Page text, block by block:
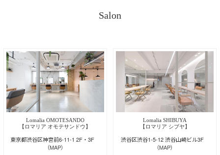
Salon
Lomalia OMOTESANDO
【ロマリア オモテサンドウ】
東京都渋谷区神宮前6-11-1 2F・3F
（MAP）
Lomalia SHIBUYA
【ロマリア シブヤ】
渋谷区渋谷1-5-12 渋谷山崎ビル3F
（MAP）